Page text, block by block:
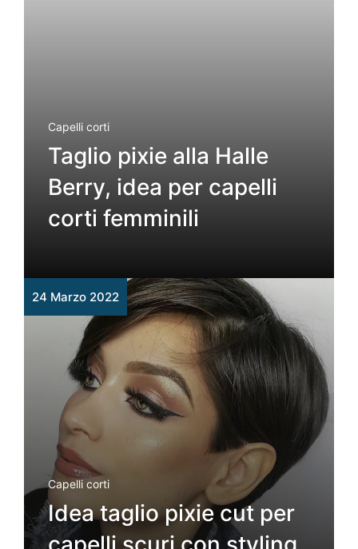
Capelli corti
Taglio pixie alla Halle
Berry, idea per capelli
corti femminili
24 Marzo 2022
Capelli corti
Idea taglio pixie cut per